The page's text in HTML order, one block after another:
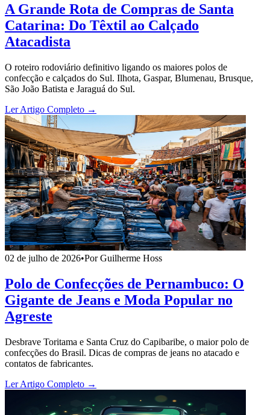
A Grande Rota de Compras de Santa
Catarina: Do Têxtil ao Calçado
Atacadista
O roteiro rodoviário definitivo ligando os maiores polos de
confecção e calçados do Sul. Ilhota, Gaspar, Blumenau, Brusque,
São João Batista e Jaraguá do Sul.
Ler Artigo Completo →
02 de julho de 2026•Por Guilherme Hoss
Polo de Confecções de Pernambuco: O
Gigante de Jeans e Moda Popular no
Agreste
Desbrave Toritama e Santa Cruz do Capibaribe, o maior polo de
confecções do Brasil. Dicas de compras de jeans no atacado e
contatos de fabricantes.
Ler Artigo Completo →